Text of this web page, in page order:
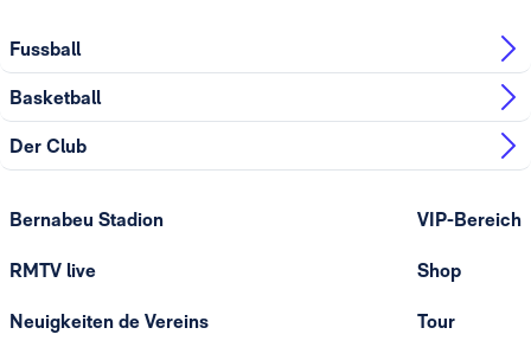
Fussball
Basketball
Der Club
Bernabeu Stadion
RMTV live
Neuigkeiten de Vereins
VIP-Bereich
Shop
Tour